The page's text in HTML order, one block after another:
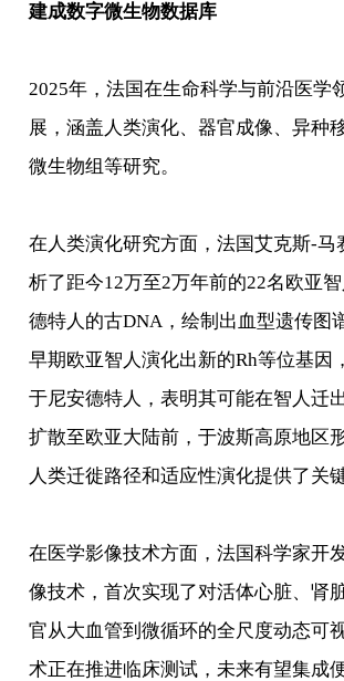
建成数字微生物数据库
2025年，法国在生命科学与前沿医学
展，涵盖人类演化、器官成像、异种
微生物组等研究。
在人类演化研究方面，法国艾克斯-马
析了距今12万至2万年前的22名欧亚
德特人的古DNA，绘制出血型遗传图
早期欧亚智人演化出新的Rh等位基因
于尼安德特人，表明其可能在智人迁
扩散至欧亚大陆前，于波斯高原地区
人类迁徙路径和适应性演化提供了关
在医学影像技术方面，法国科学家开
像技术，首次实现了对活体心脏、肾
官从大血管到微循环的全尺度动态可
术正在推进临床测试，未来有望集成